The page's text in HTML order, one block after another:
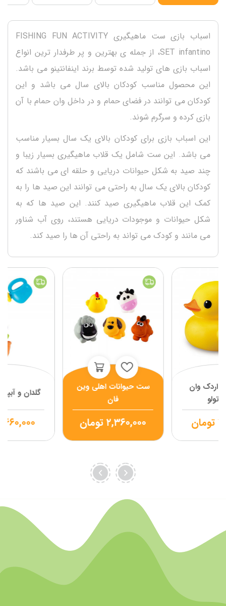
اسباب بازی ست ماهیگیری FISHING FUN ACTIVITY
SET infantino، از جمله ی بهترین و پر طرفدار ترین انواع
اسباب بازی های تولید شده توسط برند اینفانتینو می باشد.
این محصول مناسب کودکان بالای سال می باشد و این
کودکان می توانند در فضای حمام و در داخل وان حمام با آن
بازی کرده و سرگرم شوند.
این اسباب بازی برای کودکان بالای یک سال بسیار مناسب
می باشد. این ست شامل یک قلاب ماهیگیری بسیار زیبا و
چند صید به شکل حیوانات دریایی و حلقه ای می باشند که
کودکان بالای یک سال به راحتی می توانند این صید ها را به
کمک این قلاب ماهیگیری صید کنند. این صید ها که به
شکل حیوانات و موجودات دریایی هستند، روی آب شناور
می مانند و کودک می تواند به راحتی آن ها را صید کند.
اردک وان
تولو
تومان
ست حیوانات اهلی وین
فان
۲,۳۶۰,۰۰۰تومان
گلدان و